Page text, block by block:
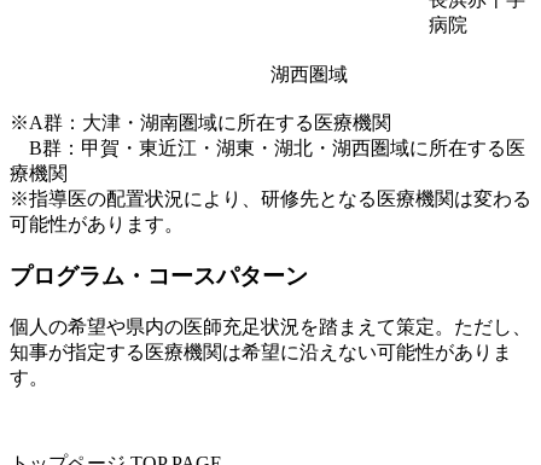
病院
湖西圏域
※A群：大津・湖南圏域に所在する医療機関
B群：甲賀・東近江・湖東・湖北・湖西圏域に所在する医
療機関
※指導医の配置状況により、研修先となる医療機関は変わる
可能性があります。
プログラム・コースパターン
個人の希望や県内の医師充足状況を踏まえて策定。ただし、
知事が指定する医療機関は希望に沿えない可能性がありま
す。